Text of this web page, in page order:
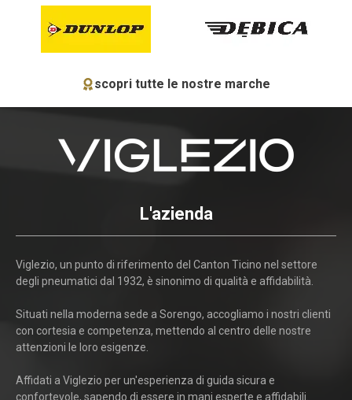
scopri tutte le nostre marche
L'azienda
Viglezio, un punto di riferimento del Canton Ticino nel settore
degli pneumatici dal 1932, è sinonimo di qualità e affidabilità.
Situati nella moderna sede a Sorengo, accogliamo i nostri clienti
con cortesia e competenza, mettendo al centro delle nostre
attenzioni le loro esigenze.
Affidati a Viglezio per un'esperienza di guida sicura e
confortevole, sapendo di essere in mani esperte e affidabili.